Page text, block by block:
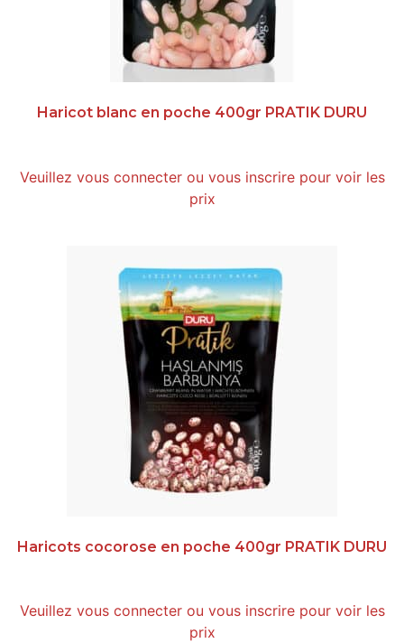
Haricot blanc en poche 400gr PRATIK DURU
Veuillez vous connecter ou vous inscrire pour voir les
prix
Haricots cocorose en poche 400gr PRATIK DURU
Veuillez vous connecter ou vous inscrire pour voir les
prix